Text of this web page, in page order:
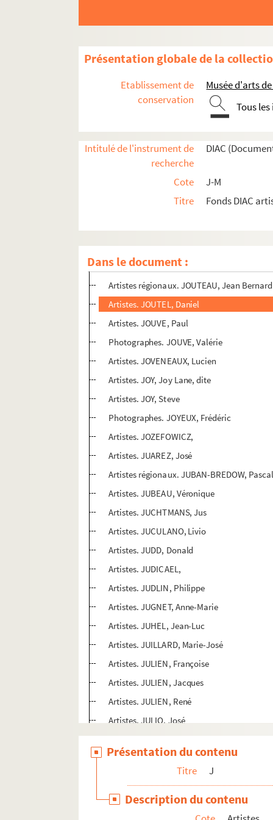
Présentation globale de la
Etablissement de
conservation
Musée d'arts
Tous
Intitulé de l'instrument de
recherche
DIAC
Cote
J-M
Titre
Fonds DIAC
Dans le document :
Artistes. JOUMARD, Véronique
Architectes. JOURDA,
Artistes. JOURDAIN, Francis
Artistes. JOURDAN, David
Photographes. JOURNE, Phil
Artistes. JOUSSEAUME, Georges
Photographes. JOUSSEAUME, Sandrine
Artistes. JOUSSELIN, François
Artistes régionaux. JOUTEAU, Jean Bernard
Artistes. JOUTEL, Daniel
Artistes. JOUVE, Paul
Photographes. JOUVE, Valérie
Artistes. JOVENEAUX, Lucien
Artistes. JOY, Joy Lane, dite
Artistes. JOY, Steve
Photographes. JOYEUX, Frédéric
Artistes. JOZEFOWICZ,
Artistes. JUAREZ, José
Artistes régionaux. JUBAN-BREDOW,
Artistes. JUBEAU, Véronique
Artistes. JUCHTMANS, Jus
Artistes. JUCULANO, Livio
Artistes. JUDD, Donald
Artistes. JUDICAEL,
Artistes. JUDLIN, Philippe
Artistes. JUGNET, Anne-Marie
Artistes. JUHEL, Jean-Luc
Artistes. JUILLARD, Marie-José
Artistes. JULIEN, Françoise
Artistes. JULIEN, Jacques
Artistes. JULIEN, René
Artistes. JULIO, José
Artistes. JULIO-ANTONIO, Ortiz
Artistes. JULIUS, Rolf
Artistes régionaux. JULLIAN, Christian
Artistes. JULLIARD, Vincent
Présentation du contenu
Titre J
Description du contenu